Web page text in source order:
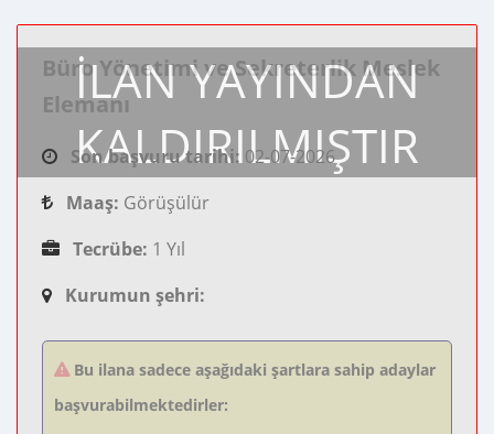
İLAN YAYINDAN
KALDIRILMIŞTIR
Büro Yönetimi ve Sekreterlik Meslek
Elemanı
Son başvuru tarihi: 02-07-2026
Maaş: Görüşülür
Tecrübe: 1 Yıl
Kurumun şehri:
Bu ilana sadece aşağıdaki şartlara sahip adaylar
başvurabilmektedirler: